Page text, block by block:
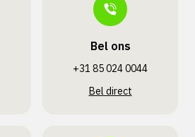
Bel ons
+31 85 024 0044
Bel direct